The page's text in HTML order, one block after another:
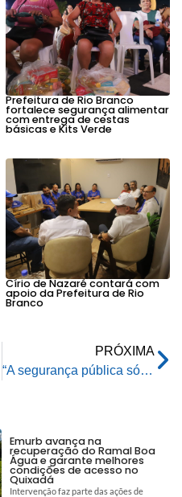
Prefeitura de Rio Branco
fortalece segurança alimentar
com entrega de cestas
básicas e Kits Verde
Círio de Nazaré contará com
apoio da Prefeitura de Rio
Branco
PRÓXIMA
“A segurança pública só dá certo quando é feita em conjunto”, destaca prefeito durante apresentação dos resultados do Rio Branco Mais Segura
Emurb avança na
recuperação do Ramal Boa
Água e garante melhores
condições de acesso no
Quixadá
Intervenção faz parte das ações de